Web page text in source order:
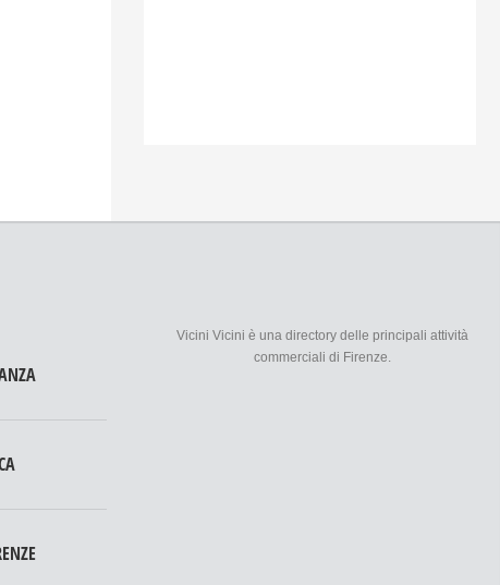
Vicini Vicini è una directory delle principali attività
commerciali di Firenze.